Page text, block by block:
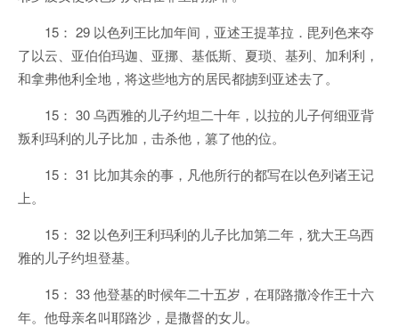
15： 29 以色列王比加年间，亚述王提革拉．毘列色来夺
了以云、亚伯伯玛迦、亚挪、基低斯、夏琐、基列、加利利，
和拿弗他利全地，将这些地方的居民都掳到亚述去了。
15： 30 乌西雅的儿子约坦二十年，以拉的儿子何细亚背
叛利玛利的儿子比加，击杀他，篡了他的位。
15： 31 比加其余的事，凡他所行的都写在以色列诸王记
上。
15： 32 以色列王利玛利的儿子比加第二年，犹大王乌西
雅的儿子约坦登基。
15： 33 他登基的时候年二十五岁，在耶路撒冷作王十六
年。他母亲名叫耶路沙，是撒督的女儿。